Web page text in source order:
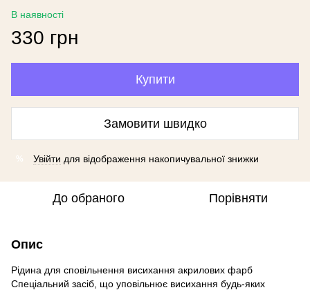
В наявності
330 грн
Купити
Замовити швидко
% Увійти для відображення накопичувальної знижки
До обраного Порівняти
Опис
Рідина для сповільнення висихання акрилових фарб
Спеціальний засіб, що уповільнює висихання будь-яких